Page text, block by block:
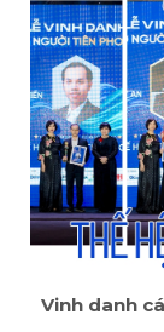
Vinh danh